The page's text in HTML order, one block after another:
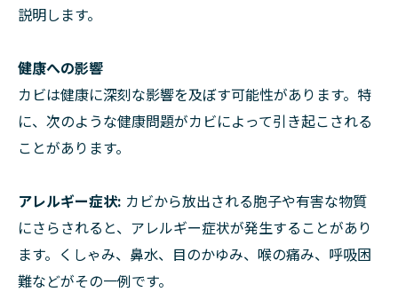
説明します。
健康への影響
カビは健康に深刻な影響を及ぼす可能性があります。特
に、次のような健康問題がカビによって引き起こされる
ことがあります。
アレルギー症状: カビから放出される胞子や有害な物質
にさらされると、アレルギー症状が発生することがあり
ます。くしゃみ、鼻水、目のかゆみ、喉の痛み、呼吸困
難などがその一例です。